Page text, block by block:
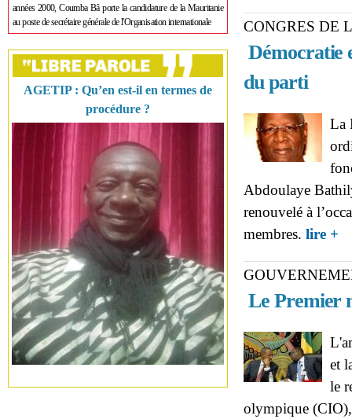
années 2000, Coumba Bâ porte la candidature de la Mauritanie
au poste de secrétaire générale de l'Organisation internationale
AGETIP : Qu’en est-il en termes de
procédure ?
CONGRES DE
Démocratie
du parti
La
Abdoulaye
renouvelé à
membres. lire +
Le Premier
et
le
olympique (CIO),